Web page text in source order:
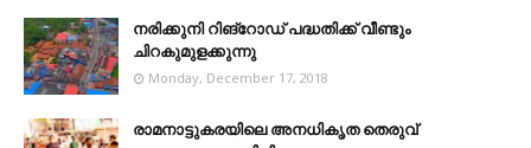
നരിക്കുനി റിങ്റോഡ് പദ്ധതിക്ക് വീണ്ടും
ചിറകുമുളക്കുന്നു
Monday, December 17, 2018
രാമനാട്ടുകരയിലെ അനധികൃത തെരുവ്